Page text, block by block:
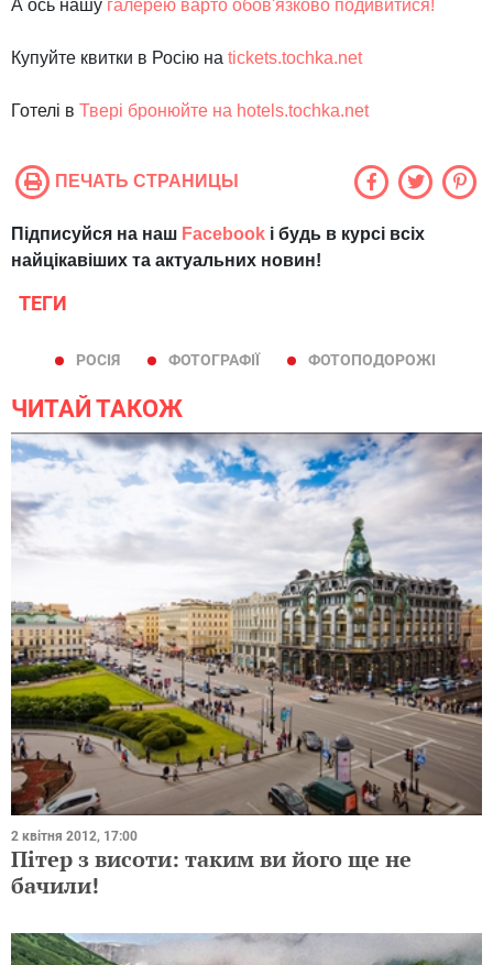
А ось нашу галерею варто обов'язково подивитися!
Купуйте квитки в Росію на tickets.tochka.net
Готелі в Твері бронюйте на hotels.tochka.net
ПЕЧАТЬ СТРАНИЦЫ
Підписуйся на наш Facebook і будь в курсі всіх
найцікавіших та актуальних новин!
ТЕГИ
РОСІЯ ФОТОГРАФІЇ ФОТОПОДОРОЖІ
ЧИТАЙ ТАКОЖ
2 квітня 2012, 17:00
Пітер з висоти: таким ви його ще не
бачили!